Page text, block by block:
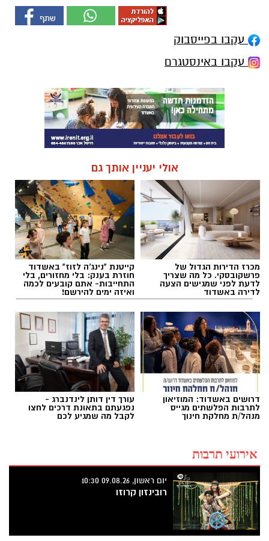
עקבו בפייסבוק
עקבו באינסטגרם
אולי יעניין אותך גם
מכרז הדירות הגדול של
פרשקובסקי. כל מה שצריך
לדעת לפני שמגישים הצעה
לדירה באשדוד
קייטנת "נינג'ה לזוז" באשדוד
חוזרת בענק: בלי מחזורים, בלי
התחייבות- אתם קובעים לכמה
ואיזה ימים להירשם!
דרושים באשדוד: המוזיאון
לתרבות הפלשתים מגייס
מנהל/ת מחלקת חינוך
עורך דין דותן לינדנברג -
נפגעתם בתאונת דרכים לחצו
לקבל מה שמגיע לכם
אירועי תרבות
יום ראשון, 09.08.26 10:30
רובינזון קרוזו